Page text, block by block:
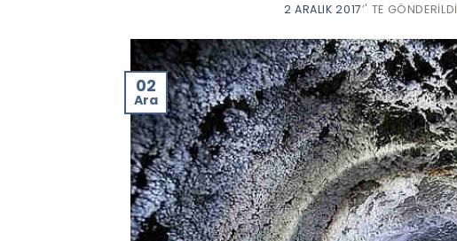
2 ARALIK 2017’' TE GÖNDERILDI
02
Ara